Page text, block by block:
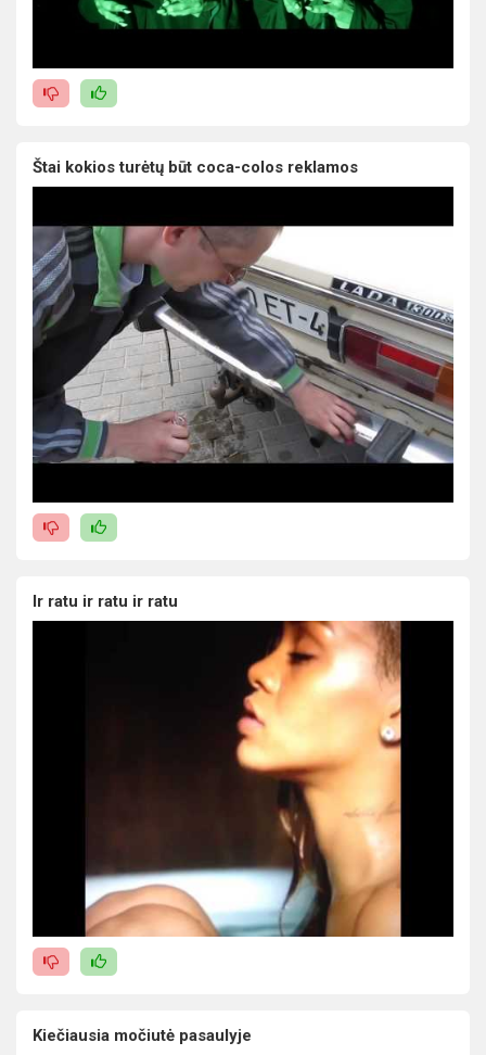
Štai kokios turėtų būt coca-colos reklamos
Ir ratu ir ratu ir ratu
Kiečiausia močiutė pasaulyje